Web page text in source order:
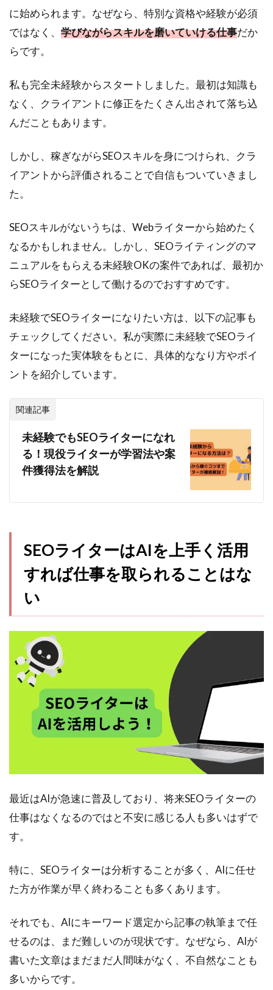
に始められます。なぜなら、特別な資格や経験が必須
ではなく、 学びながらスキルを磨いていける仕事だか
らです。
私も完全未経験からスタートしました。最初は知識も
なく、クライアントに修正をたくさん出されて落ち込
んだこともあります。
しかし、稼ぎながらSEOスキルを身につけられ、クラ
イアントから評価されることで自信もついていきまし
た。
SEOスキルがないうちは、Webライターから始めたく
なるかもしれません。しかし、SEOライティングのマ
ニュアルをもらえる未経験OKの案件であれば、最初か
らSEOライターとして働けるのでおすすめです。
未経験でSEOライターになりたい方は、以下の記事も
チェックしてください。私が実際に未経験でSEOライ
ターになった実体験をもとに、具体的ななり方やポイ
ントを紹介しています。
関連記事
未経験でもSEOライターになれ
る！現役ライターが学習法や案
件獲得法を解説
SEOライターはAIを上手く活用
すれば仕事を取られることはな
い
最近はAIが急速に普及しており、将来SEOライターの
仕事はなくなるのではと不安に感じる人も多いはずで
す。
特に、SEOライターは分析することが多く、AIに任せ
た方が作業が早く終わることも多くあります。
それでも、AIにキーワード選定から記事の執筆まで任
せるのは、まだ難しいのが現状です。なぜなら、AIが
書いた文章はまだまだ人間味がなく、不自然なことも
多いからです。